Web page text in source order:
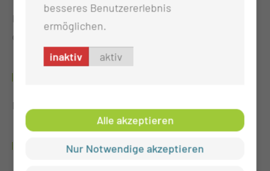
Klinik für Anästhesie und operative Intensivmedizin
der Martin-Luther-Universität Halle-Wittenberg
Medizinstudium an der MLU Halle-Wittenberg
FORSCHUNG & LEHRE
besseres Benutzererlebnis
ermöglichen.
inaktiv aktiv
Alle akzeptieren
Nur Notwendige akzeptieren